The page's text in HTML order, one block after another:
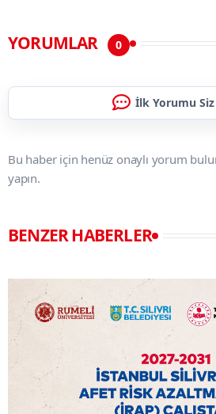
YORUMLAR 0
İlk Yorumu Siz
Bu haber için henüz onaylı yorum
yapın.
BENZER HABERLER